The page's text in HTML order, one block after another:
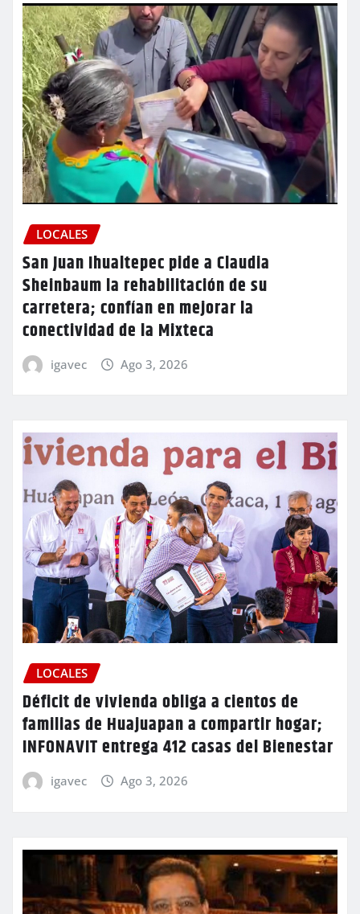
LOCALES
San Juan Ihualtepec pide a Claudia
Sheinbaum la rehabilitación de su
carretera; confían en mejorar la
conectividad de la Mixteca
igavec Ago 3, 2026
LOCALES
Déficit de vivienda obliga a cientos de
familias de Huajuapan a compartir hogar;
INFONAVIT entrega 412 casas del Bienestar
igavec Ago 3, 2026